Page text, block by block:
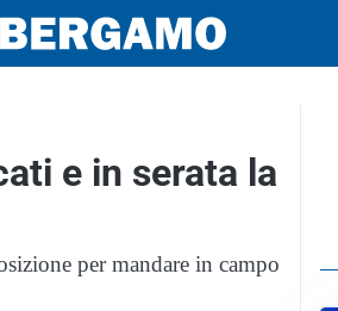
e in serata la
per mandare in campo